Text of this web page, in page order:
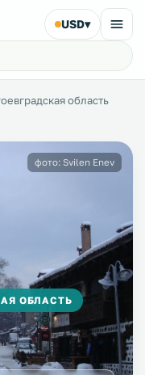
USD▾
область
ОБЛАСТЬ
фото: Svilen Enev